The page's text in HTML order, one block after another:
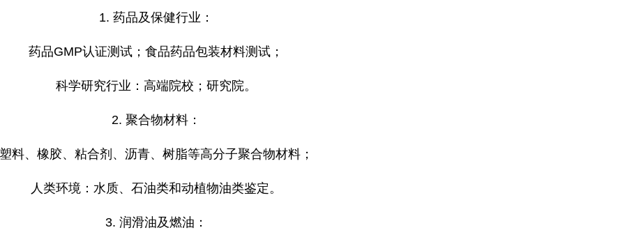
1. 药品及保健行业：
药品GMP认证测试；食品药品包装材料测试；
科学研究行业：高端院校；研究院。
2. 聚合物材料：
料、橡胶、粘合剂、沥青、树脂等高分子聚合物材料；
人类环境：水质、石油类和动植物油类鉴定。
3. 润滑油及燃油：